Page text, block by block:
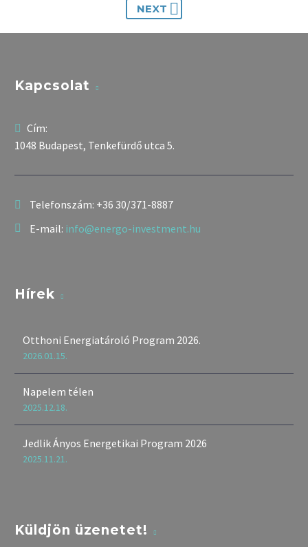
NEXT
Kapcsolat
Cím:
1048 Budapest, Tenkefürdő utca 5.
Telefonszám: +36 30/371-8887
E-mail: info@energo-investment.hu
Hírek
Otthoni Energiatároló Program 2026.
2026.01.15.
Napelem télen
2025.12.18.
Jedlik Ányos Energetikai Program 2026
2025.11.21.
Küldjön üzenetet!